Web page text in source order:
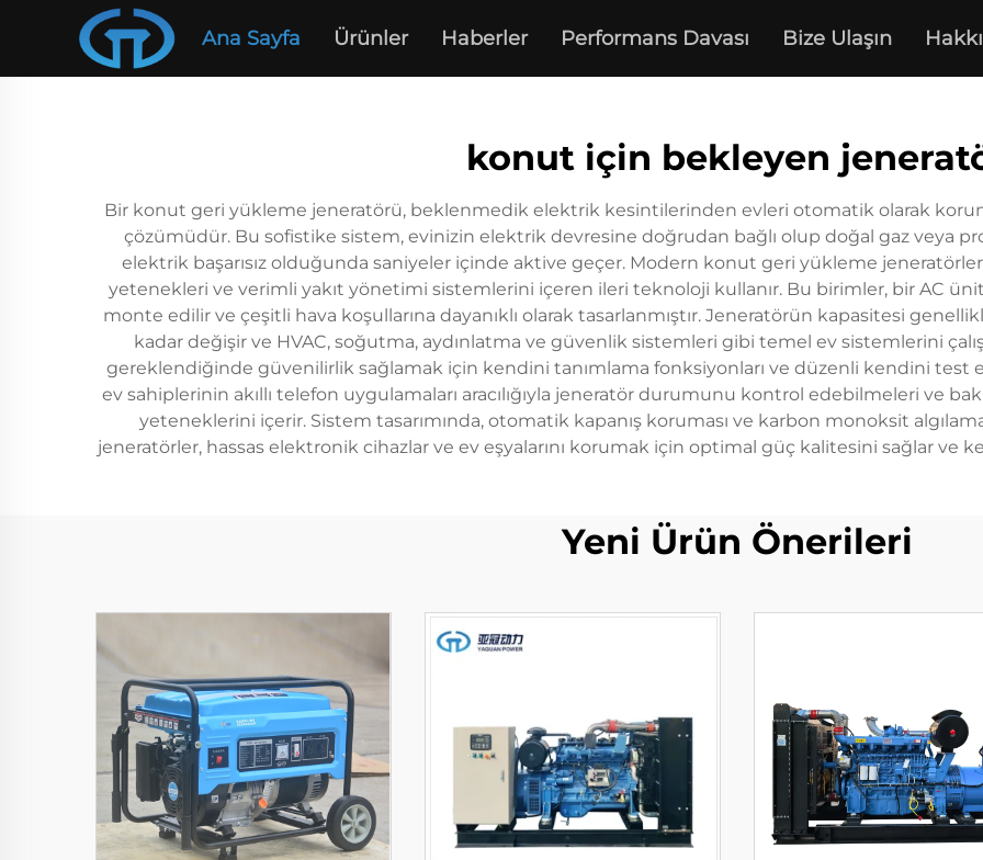
Ana Sayfa Ürünler Haberler Performans Davası Bize Ulaşın
konut için bekleyen
Bir konut geri yükleme jeneratörü, beklenmedik elektrik kesintilerinden evleri otomatik olarak
çözümüdür. Bu sofistike sistem, evinizin elektrik devresine doğrudan bağlı olup doğal gaz veya
elektrik başarısız olduğunda saniyeler içinde aktive geçer. Modern konut geri yükleme
yetenekleri ve verimli yakıt yönetimi sistemlerini içeren ileri teknoloji kullanır. Bu birimler, bir AC
monte edilir ve çeşitli hava koşullarına dayanıklı olarak tasarlanmıştır. Jeneratörün kapasitesi
kadar değişir ve HVAC, soğutma, aydınlatma ve güvenlik sistemleri gibi temel ev sistemlerini
gereklendiğinde güvenilirlik sağlamak için kendini tanımlama fonksiyonları ve düzenli kendini test
ev sahiplerinin akıllı telefon uygulamaları aracılığıyla jeneratör durumunu kontrol edebilmeleri ve
yeteneklerini içerir. Sistem tasarımında, otomatik kapanış koruması ve karbon monoksit
jeneratörler, hassas elektronik cihazlar ve ev eşyalarını korumak için optimal güç kalitesini sağlar ve
Yeni Ürün Önerileri